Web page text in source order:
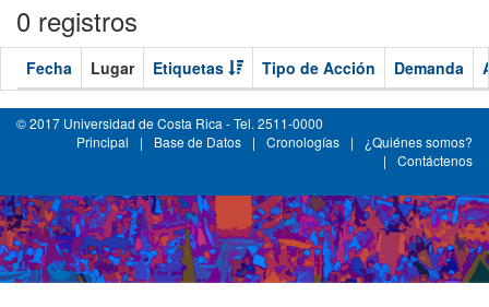
0 registros
Fecha Lugar Etiquetas Tipo de Acción Demanda
© 2017 Universidad de Costa Rica - Tel. 2511-0000
Principal
| Base de Datos | Cronologías |
¿Quiénes somos?
|
Contáctenos